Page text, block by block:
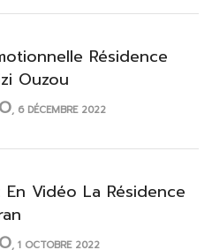
Résidence
Ouzou
, 6 DÉCEMBRE 2022
Vidéo La Résidence
, 1 OCTOBRE 2022